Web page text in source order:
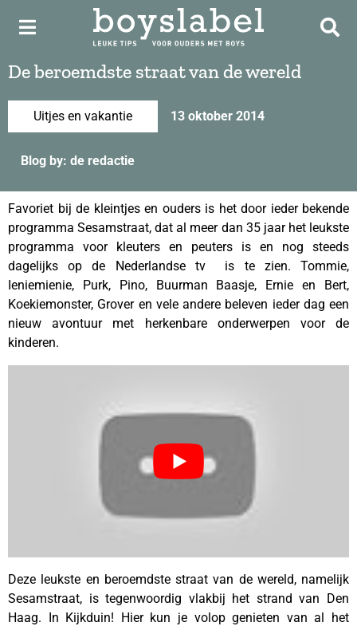
De beroemdste straat van de wereld
Uitjes en vakantie 13 oktober 2014
Blog by: de redactie
Favoriet bij de kleintjes en ouders is het door ieder bekende
programma Sesamstraat, dat al meer dan 35 jaar het leukste
programma voor kleuters en peuters is en nog steeds
dagelijks op de Nederlandse tv is te zien. Tommie,
Ieniemienie, Purk, Pino, Buurman Baasje, Ernie en Bert,
Koekiemonster, Grover en vele andere beleven ieder dag een
nieuw avontuur met herkenbare onderwerpen voor de
kinderen.
Deze leukste en beroemdste straat van de wereld, namelijk
Sesamstraat, is tegenwoordig vlakbij het strand van Den
Haag. In Kijkduin! Hier kun je volop genieten van al het